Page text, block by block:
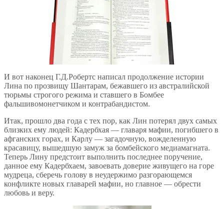
И вот наконец Г.Д.Робертс написал продолжение истории
Лина по прозвищу Шантарам, бежавшего из австралийской
тюрьмы строгого режима и ставшего в Бомбее
фальшивомонетчиком и контрабандистом.
Итак, прошло два года с тех пор, как Лин потерял двух самых
близких ему людей: Кадербхая — главаря мафии, погибшего в
афганских горах, и Карлу — загадочную, вожделенную
красавицу, вышедшую замуж за бомбейского медиамагната.
Теперь Лину предстоит выполнить последнее поручение,
данное ему Кадербхаем, завоевать доверие живущего на горе
мудреца, сберечь голову в неудержимо разгорающемся
конфликте новых главарей мафии, но главное — обрести
любовь и веру.